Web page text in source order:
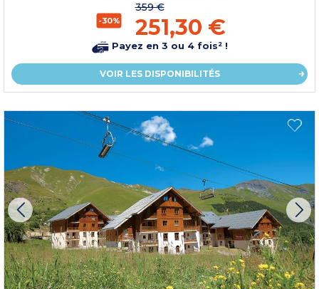
-30%
359 €
251,30 €
Payez en 3 ou 4 fois² !
VOIR LES DISPONIBILITÉS